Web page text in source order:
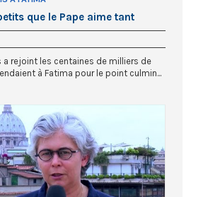
que le Pape aime tant
a rejoint les centaines de milliers de
à Fatima pour le point culmin...